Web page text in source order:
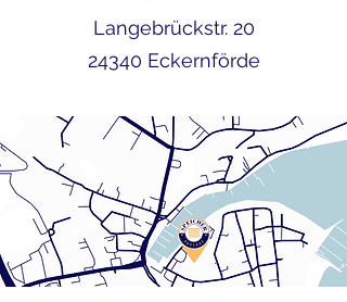
Langebrückstr. 20
24340 Eckernförde